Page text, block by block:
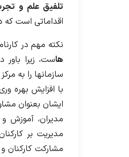
تلفیق علم و
اقداماتی است
نکته مهم در
هاست، زیرا باور
سازمانها را به
با افزایش بهره
ایشان بعنوان
مدیران،
مدیریت بر
مشارکت کارکنان